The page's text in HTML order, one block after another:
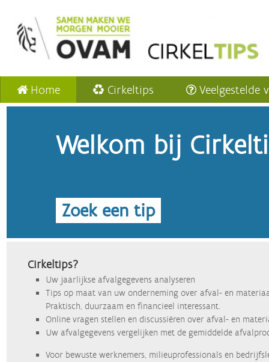
Home Cirkeltips Veelgestelde
Welkom bij
Zoek een tip
Cirkeltips?
Uw jaarlijkse afvalgegevens analyseren
Tips op maat van uw onderneming over afval- en
Praktisch, duurzaam en financieel interessant.
Online vragen stellen en discussiëren over afval- en
Uw afvalgegevens vergelijken met de gemiddelde
Voor bewuste werknemers, milieuprofessionals en